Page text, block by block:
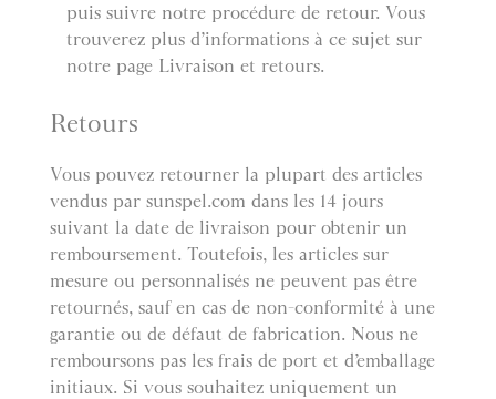
puis suivre notre procédure de retour. Vous
trouverez plus d’informations à ce sujet sur
notre page Livraison et retours.
Retours
Vous pouvez retourner la plupart des articles
vendus par sunspel.com dans les 14 jours
suivant la date de livraison pour obtenir un
remboursement. Toutefois, les articles sur
mesure ou personnalisés ne peuvent pas être
retournés, sauf en cas de non-conformité à une
garantie ou de défaut de fabrication. Nous ne
remboursons pas les frais de port et d’emballage
initiaux. Si vous souhaitez uniquement un